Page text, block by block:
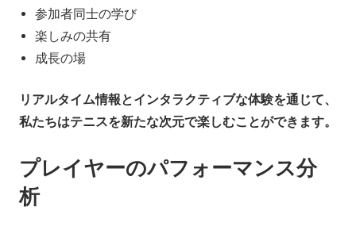
参加者同士の学び
楽しみの共有
成長の場
リアルタイム情報とインタラクティブな体験を通じて、
私たちはテニスを新たな次元で楽しむことができます。
プレイヤーのパフォーマンス分
析